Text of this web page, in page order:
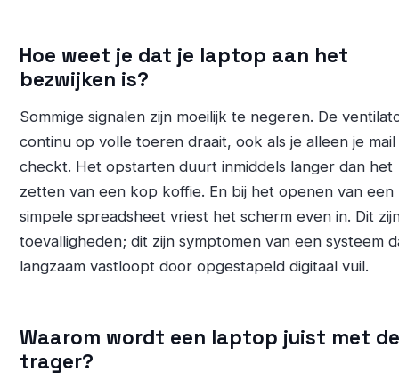
Hoe weet je dat je laptop aan het
bezwijken is?
Sommige signalen zijn moeilijk te negeren. De
continu op volle toeren draait, ook als je alleen je mail
checkt. Het opstarten duurt inmiddels langer dan het
zetten van een kop koffie. En bij het openen van een
simpele spreadsheet vriest het scherm even in. Dit
toevalligheden; dit zijn symptomen van een systeem
langzaam vastloopt door opgestapeld digitaal vuil.
Waarom wordt een laptop juist met
trager?